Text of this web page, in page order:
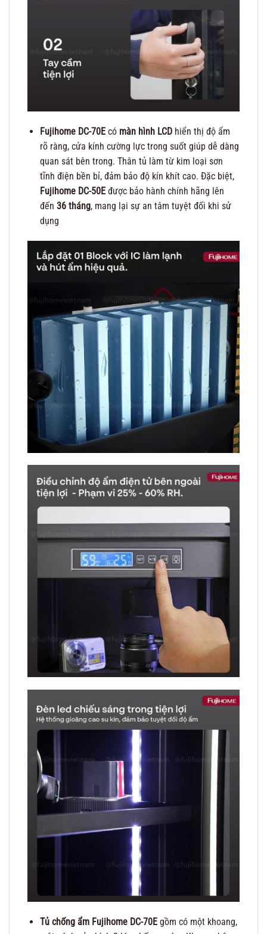
Fujihome DC-70Ecó màn hình LCDhiển thị độ ẩm
rõ ràng, cửa kính cường lực trong suốt giúp dễ dàng
quan sát bên trong. Thân tủ làm từ kim loại sơn
tĩnh điện bền bỉ, đảm bảo độ kín khít cao. Đặc biệt,
Fujihome DC-50Eđược bảo hành chính hãng lên
đến 36 tháng, mang lại sự an tâm tuyệt đối khi sử
dụng
Tủ chống ẩm Fujihome DC-70Egồm có một khoang,